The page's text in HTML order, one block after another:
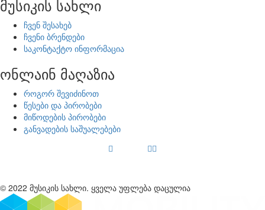
მუსიკის სახლი
ჩვენ შესახებ
ჩვენი ბრენდები
საკონტაქტო ინფორმაცია
ონლაინ მაღაზია
როგორ შევიძინოთ
წესები და პირობები
მიწოდების პირობები
განვადების საშუალებები
© 2022 მუსიკის სახლი. ყველა უფლება დაცულია